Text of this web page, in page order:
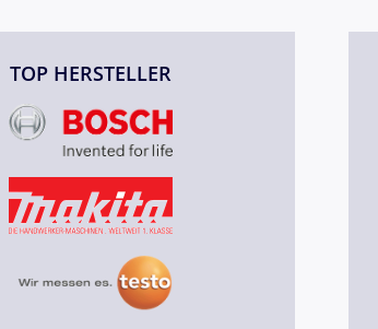
TOP HERSTELLER